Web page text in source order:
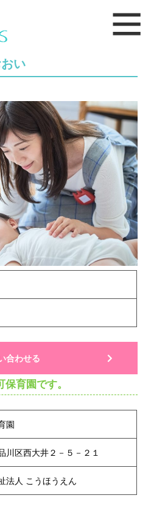
い
合わせる
育園です。
園
川区西大井２－５－２１
法人 こうほうえん